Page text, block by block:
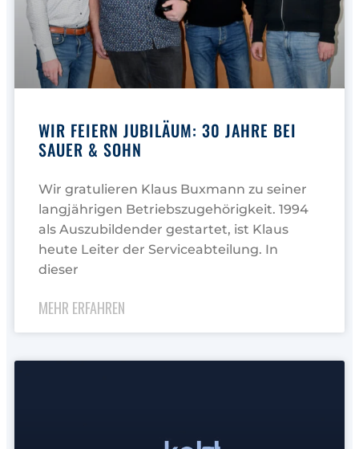
WIR FEIERN JUBILÄUM: 30 JAHRE BEI
SAUER & SOHN
Wir gratulieren Klaus Buxmann zu seiner
langjährigen Betriebszugehörigkeit. 1994
als Auszubildender gestartet, ist Klaus
heute Leiter der Serviceabteilung. In
dieser
MEHR ERFAHREN